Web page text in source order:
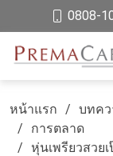
0808-
หน้าแรก
บทคว
การตลาด
หุ่นเพรียวสวย